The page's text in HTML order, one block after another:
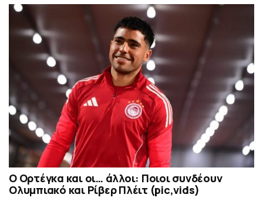
Ο Ορτέγκα και οι… άλλοι: Ποιοι συνδέουν
Ολυμπιακό και Ρίβερ Πλέιτ (pic,vids)